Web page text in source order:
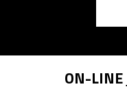
ON-LINE